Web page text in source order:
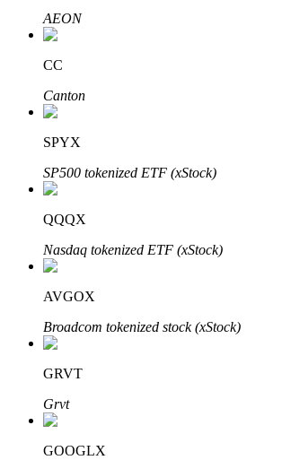
Naucz się stakingu
Dowiedz się, jak uzyskać dochód pasywny
Bitrue
AEON
CC
Canton
SPYX
SP500 tokenized ETF (xStock)
QQQX
Nasdaq tokenized ETF (xStock)
AVGOX
Broadcom tokenized stock (xStock)
GRVT
Grvt
GOOGLX